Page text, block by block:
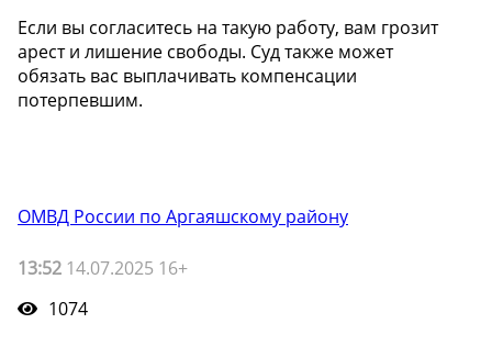
Если вы согласитесь на такую работу, вам грозит
арест и лишение свободы. Суд также может
обязать вас выплачивать компенсации
потерпевшим.
ОМВД России по Аргаяшскому району
13:52 14.07.2025 16+
1074